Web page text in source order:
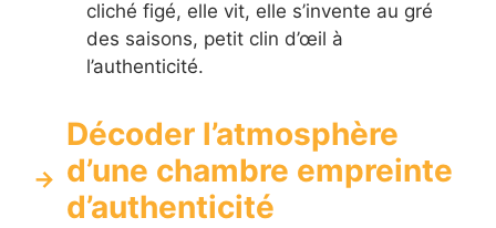
cliché figé, elle vit, elle s’invente au gré
des saisons, petit clin d’œil à
l’authenticité.
Décoder l’atmosphère
d’une chambre empreinte
d’authenticité